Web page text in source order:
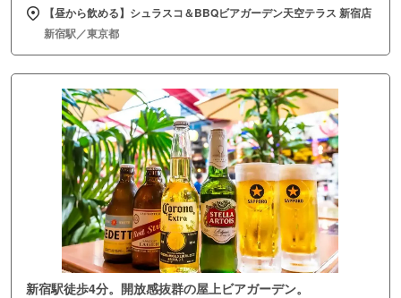
【昼から飲める】シュラスコ＆BBQビアガーデン天空テラス 新宿店
新宿駅／東京都
新宿駅徒歩4分。開放感抜群の屋上ビアガーデン。